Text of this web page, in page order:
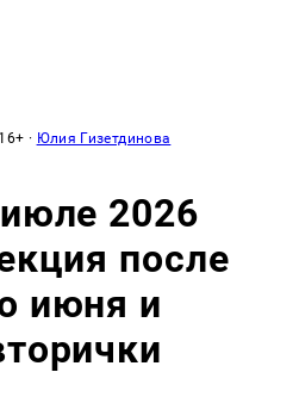
· Юлия Гизетдинова
2026
после
июня и